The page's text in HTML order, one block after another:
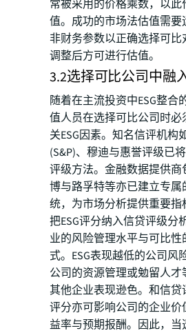
常被采用的价格乘数，以
值。成功的市场法估值需要
非财务参数以正确选择可比
调整后方可进行估值。
3.2选择可比公司中融
随着在主流投资中ESG整合
值人员在选择可比公司时必
关ESG因素。知名信评机构
(S&P)、穆迪与惠誉评级已
评级方法。金融数据提供商
博与路孚特等亦已建立专属
统，为市场分析提供重要指
把ESG评分纳入信贷评级分
业的风险管理水平与可比性
式。ESG表现越低的公司风
公司的资源管理或勉留人
其他企业表现逊色。和信贷
评分亦可影响公司的企业
益率与预期报酬。因此，当